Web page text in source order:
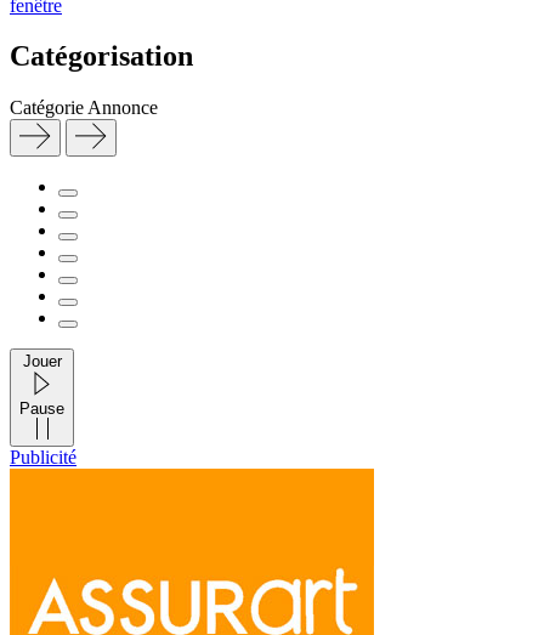
fenêtre
Catégorisation
Catégorie Annonce
Jouer
Pause
Publicité